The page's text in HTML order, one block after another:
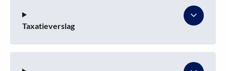
Taxatieverslag